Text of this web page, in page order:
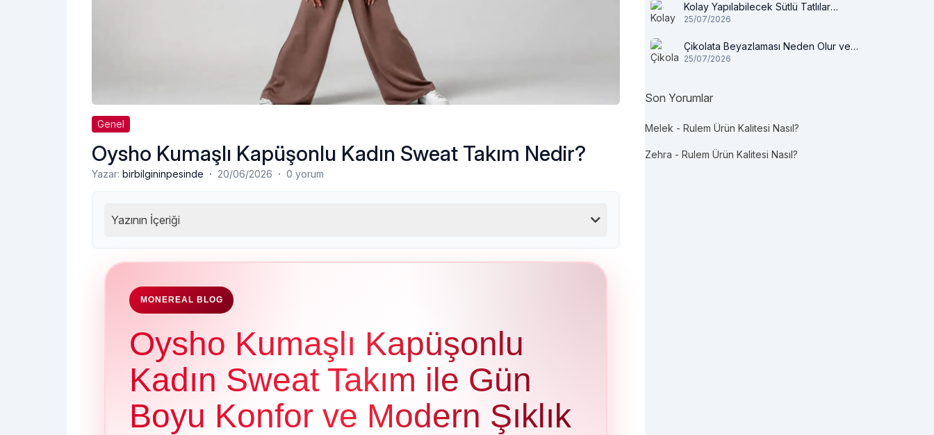
Genel
Oysho Kumaşlı Kapüşonlu Kadın Sweat Takım Nedir?
Yazar: birbilgininpesinde · 20/06/2026 · 0 yorum
Yazının İçeriği
MONEREAL BLOG
Oysho Kumaşlı Kapüşonlu
Kadın Sweat Takım ile Gün
Boyu Konfor ve Modern Şıklık
Kolay Yapılabilecek Sütlü Tatlılar
Nelerdir?
25/07/2026
Çikolata Beyazlaması Neden Olur ve
Tüketilir mi?
25/07/2026
Son Yorumlar
Melek - Rulem Ürün Kalitesi Nasıl?
Zehra - Rulem Ürün Kalitesi Nasıl?